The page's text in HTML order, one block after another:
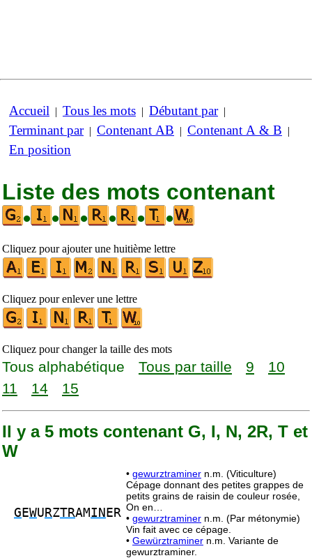
Accueil | Tous les mots | Débutant par|
Terminant par| Contenant AB | Contenant A & B |
En position
Liste des mots contenant
•
• • • • •
Cliquez pour ajouter une huitième lettre
Cliquez pour enlever une lettre
Cliquez pour changer la taille des mots
Tous alphabétique Tous par taille 9
10
11
14 15
Il y a 5 mots contenant G, I, N, 2R, T et
W
G EWU RZTRAMIN ER
• gewurztraminer n.m. (Viticulture)
Cépage donnant des petites grappes de
petits grains de raisin de couleur rosée,
On en…
• gewurztraminer n.m. (Par métonymie)
Vin fait avec ce cépage.
• Gewürztraminer n.m. Variante de
gewurztraminer.